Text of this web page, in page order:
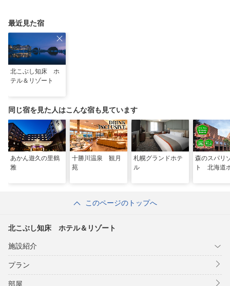
最近見た宿
北こぶし知床 ホ
テル＆リゾート
同じ宿を見た人はこんな宿も見ています
あかん遊久の里鶴
雅
十勝川温泉 観月
苑
札幌グランドホテ
ル
森のスパリ
ト 北海道
このページのトップへ
北こぶし知床 ホテル＆リゾート
施設紹介
プラン
部屋